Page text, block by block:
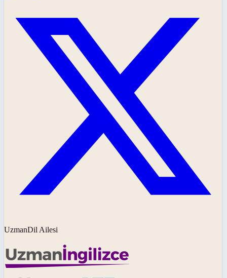
UzmanDil Ailesi